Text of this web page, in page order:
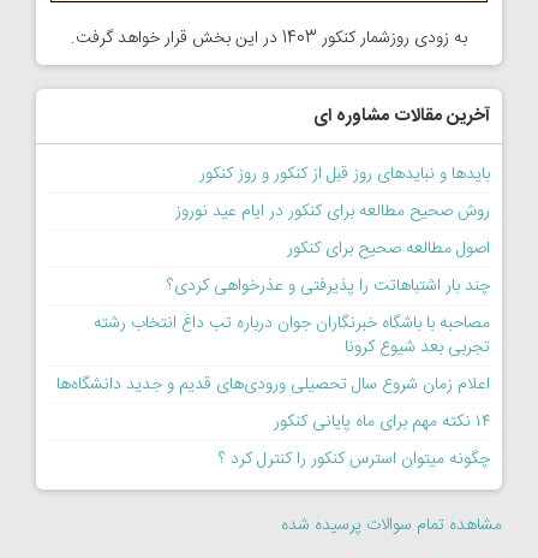
به زودی روزشمار کنکور 1403 در این بخش قرار خواهد گرفت.
آخرین مقالات مشاوره ای
بایدها و نبایدهای روز قبل از کنکور و روز کنکور
روش صحیح مطالعه برای کنکور در ایام عید نوروز
اصول مطالعه صحیح برای کنکور
چند بار اشتباهاتت را پذیرفتی و عذرخواهی کردی؟
مصاحبه با باشگاه خبرنگاران جوان درباره تب داغ انتخاب رشته
تجربی بعد شیوع کرونا
اعلام زمان شروع سال تحصیلی ورودی‌های قدیم و جدید دانشگاه‌ها
۱۴ نکته مهم برای ماه پایانی کنکور
چگونه میتوان استرس کنکور را کنترل کرد ؟
مشاهده تمام سوالات پرسیده شده